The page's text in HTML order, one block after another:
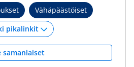
Vähäpäästöiset
samanlaiset